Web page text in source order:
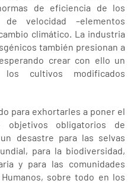
de eficiencia de los
velocidad –elementos
climático. La industria
también presionan a
crear con ello un
cultivos modificados
para exhortarles a poner el
obligatorios de
desastre para las selvas
para la biodiversidad,
y para las comunidades
sobre todo en los